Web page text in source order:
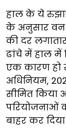
हाल के ये
के अनुसार वन
की दर
ढांचे में हाल
एक कारण हो
अधिनियम,
सीमित
परियोजनाओं
बाहर कर